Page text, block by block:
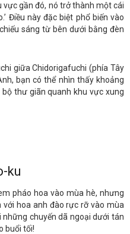
gần đó, nó trở thành một cái
Điều này đặc biệt phổ biến vào
sáng từ bên dưới bằng đèn
giữa Chidorigafuchi (phía Tây
bạn có thể nhìn thấy khoảng
thư giãn quanh khu vực xung
ku
pháo hoa vào mùa hè, nhưng
hoa anh đào rực rỡ vào mùa
những chuyến dã ngoại dưới tán
buổi tối!